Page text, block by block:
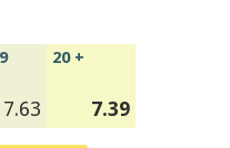
7.63
20 +
7.39